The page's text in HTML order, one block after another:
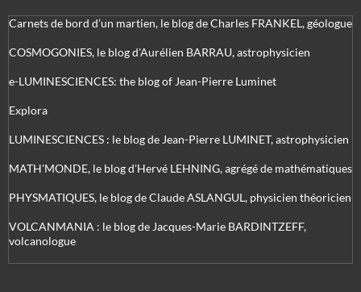
Carnets de bord d’un martien, le blog de Charles FRANKEL, géologue
COSMOGONIES, le blog d'Aurélien BARRAU, astrophysicien
e-LUMINESCIENCES: the blog of Jean-Pierre Luminet
Explora
LUMINESCIENCES : le blog de Jean-Pierre LUMINET, astrophysicien
MATH'MONDE, le blog d'Hervé LEHNING, agrégé de mathématiques
PHYSMATIQUES, le blog de Claude ASLANGUL, physicien théoricien
VOLCANMANIA : le blog de Jacques-Marie BARDINTZEFF,
volcanologue